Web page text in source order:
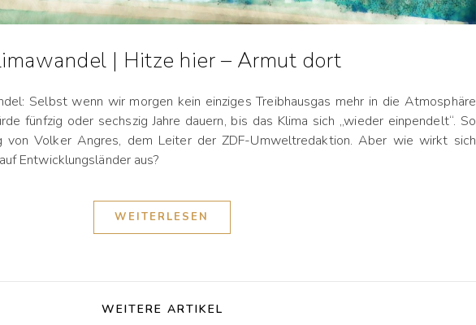
| Hitze hier – Armut dort
Selbst wenn wir morgen kein einziges Treibhausgas mehr in die Atmosphäre
fünfzig oder sechszig Jahre dauern, bis das Klima sich „wieder einpendelt“. So
von Volker Angres, dem Leiter der ZDF-Umweltredaktion. Aber wie wirkt sich
Entwicklungsländer aus?
WEITERLESEN
WEITERE ARTIKEL